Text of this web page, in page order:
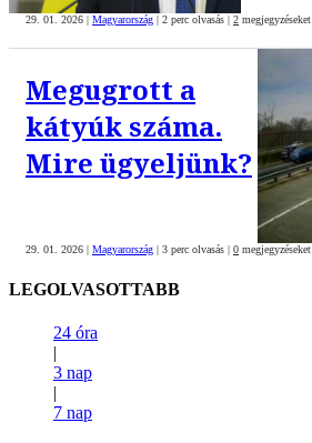
29. 01. 2026 | Magyarország | 2 perc olvasás | 2 megjegyzéseket
Megugrott a
kátyúk száma.
Mire ügyeljünk?
29. 01. 2026 | Magyarország | 3 perc olvasás | 0 megjegyzéseket
LEGOLVASOTTABB
24 óra
|
3 nap
|
7 nap